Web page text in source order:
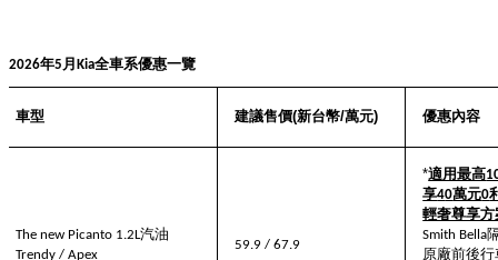
2026年5月 Kia全車系優惠一覽
車型 建議售價(新台幣/萬元) 優惠內容
The new Picanto 1.2L汽油
Trendy / Apex
59.9 / 67.9
*適用最高
享40萬元0
輕奢尊享方
Smith Bella
原廠前後